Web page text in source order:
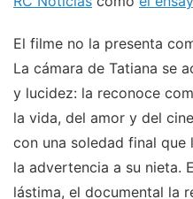
El filme no la presenta
La cámara de Tatiana se
y lucidez: la reconoce
la vida, del amor y del
con una soledad final que
la advertencia a su nieta.
lástima, el documental la